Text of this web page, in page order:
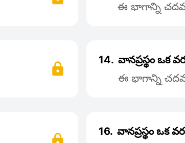
ఈ భాగాన్ని
14. వానప్రస్థం ఒక
ఈ భాగాన్ని
16. వానప్రస్థం ఒక